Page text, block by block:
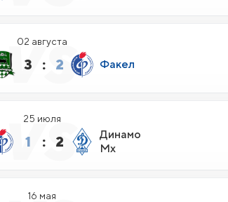
02 августа
3 : 2 Факел
25 июля
1 : 2
Динамо
Мх
16 мая